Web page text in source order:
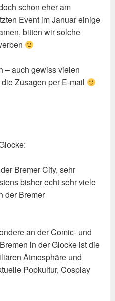
schon eher am
Event im Januar einige
bitten wir solche
– auch gewiss vielen
Zusagen per E-mail
Bremer City, sehr
bisher echt sehr viele
der Bremer
an der Comic- und
in der Glocke ist die
Atmosphäre und
Popkultur, Cosplay